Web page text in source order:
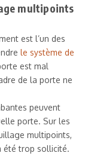
multipoints
est l’un des
le système de
est mal
de la porte ne
peuvent
porte. Sur les
multipoints,
été trop sollicité.